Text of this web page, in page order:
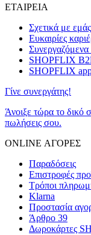
ΕΤΑΙΡΕΙΑ
Σχετικά με εμάς
Ευκαιρίες
SHOPFLIX
SHOPFLIX
Γίνε συνεργάτης!
Άνοιξε τώρα το δικό
πωλήσεις σου.
ONLINE ΑΓΟΡΕΣ
Παραδόσεις
Επιστροφές
Τρόποι
Klarna
Προστασία
Άρθρο 39
Δωροκάρτες